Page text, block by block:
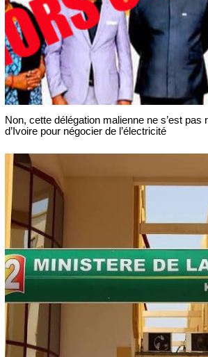
Non, cette délégation malienne ne s’est pas
d’Ivoire pour négocier de l’électricité